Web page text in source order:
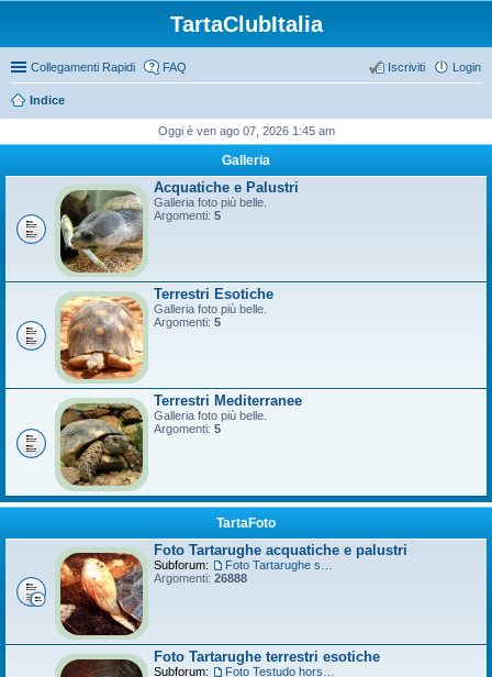
TartaClubItalia
Collegamenti Rapidi FAQ Login
Iscriviti
Indice
Oggi è ven ago 07, 2026 1:45 am
Galleria
Acquatiche e Palustri
Galleria foto più belle.
Argomenti: 5
Terrestri Esotiche
Galleria foto più belle.
Argomenti: 5
Terrestri Mediterranee
Galleria foto più belle.
Argomenti: 5
TartaFoto
Foto Tartarughe acquatiche e palustri
Subforum:
Argomenti: 26888
Foto Tartarughe terrestri esotiche
Subforum: